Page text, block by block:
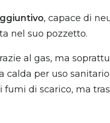
, capace di
nel suo pozzetto.
al gas, ma
calda per uso
di scarico, ma